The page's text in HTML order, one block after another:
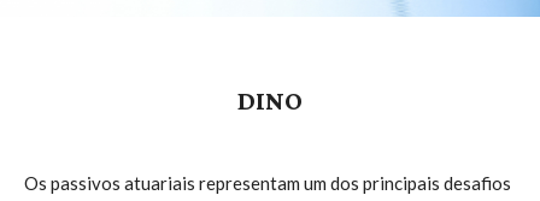
DINO
Os passivos atuariais representam um dos principais desafios